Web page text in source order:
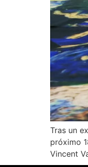
Tras un
próximo
Vincent